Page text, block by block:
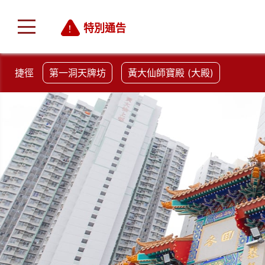
特別通告
捷徑 第一洞天牌坊 黃大仙師寶殿 (大殿)